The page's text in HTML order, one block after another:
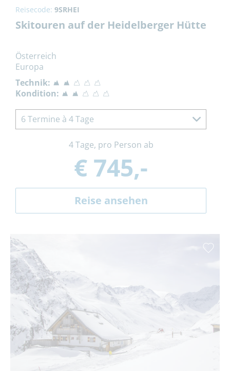
Reisecode: 9SRHEI
Skitouren auf der Heidelberger Hütte
Österreich
Europa
Technik:
Kondition:
6 Termine à 4 Tage
4 Tage, pro Person ab
€ 745,-
Reise ansehen